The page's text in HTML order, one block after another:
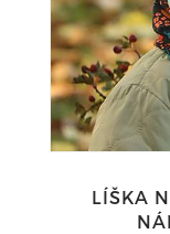
LÍŠKA